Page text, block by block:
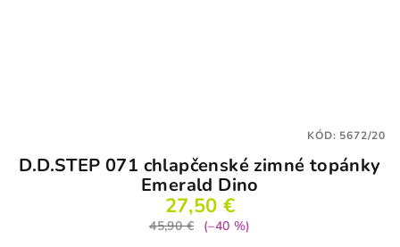
D.D.STEP 071 chlapčenské zimné topánky
Emerald Dino
27,50 €
45,90 €
(–40 %)
KÓD: 5672/20